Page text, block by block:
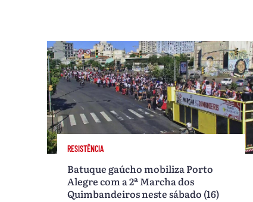
RESISTÊNCIA
Batuque gaúcho mobiliza Porto
Alegre com a 2ª Marcha dos
Quimbandeiros neste sábado (16)